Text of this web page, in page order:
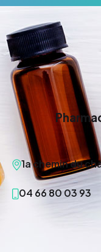
1a chemin du
04 66 80 03 93